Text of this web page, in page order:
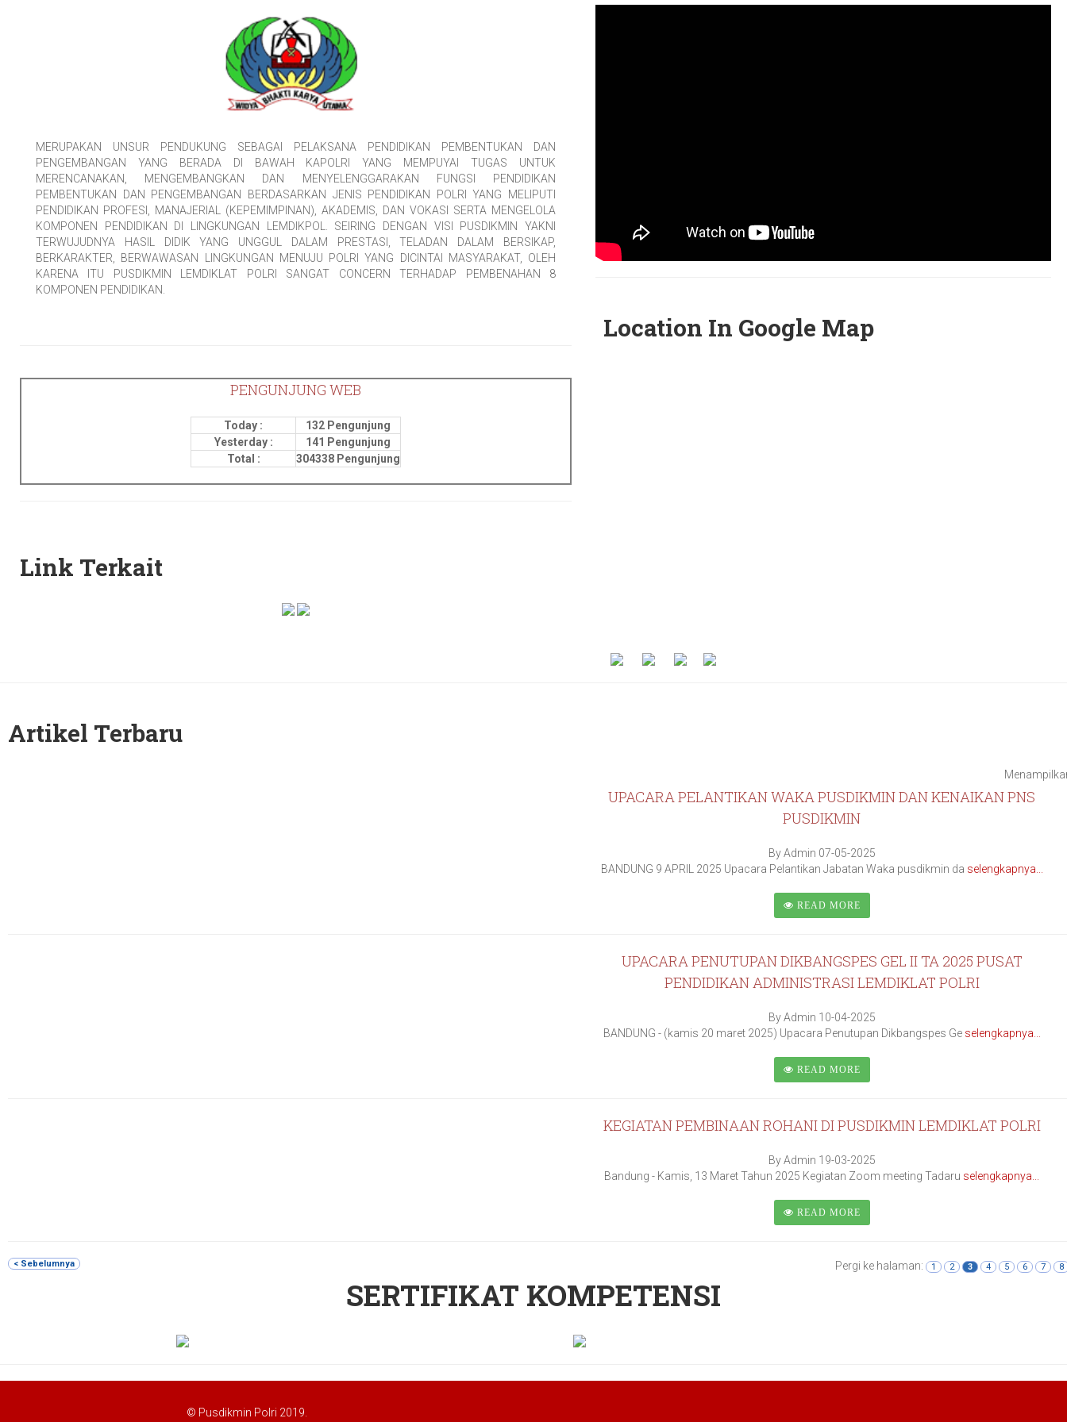
MERUPAKAN UNSUR PENDUKUNG SEBAGAI PELAKSANA PENDIDIKAN PEMBENTUKAN DAN
PENGEMBANGAN YANG BERADA DI BAWAH KAPOLRI YANG MEMPUYAI TUGAS UNTUK
MERENCANAKAN, MENGEMBANGKAN DAN MENYELENGGARAKAN FUNGSI PENDIDIKAN
PEMBENTUKAN DAN PENGEMBANGAN BERDASARKAN JENIS PENDIDIKAN POLRI YANG MELIPUTI
PENDIDIKAN PROFESI, MANAJERIAL (KEPEMIMPINAN), AKADEMIS, DAN VOKASI SERTA MENGELOLA
KOMPONEN PENDIDIKAN DI LINGKUNGAN LEMDIKPOL. SEIRING DENGAN VISI PUSDIKMIN YAKNI
TERWUJUDNYA HASIL DIDIK YANG UNGGUL DALAM PRESTASI, TELADAN DALAM BERSIKAP,
BERKARAKTER, BERWAWASAN LINGKUNGAN MENUJU POLRI YANG DICINTAI MASYARAKAT, OLEH
KARENA ITU PUSDIKMIN LEMDIKLAT POLRI SANGAT CONCERN TERHADAP PEMBENAHAN 8
KOMPONEN PENDIDIKAN.
PENGUNJUNG WEB
Today :
132 Pengunjung
Yesterday :
141 Pengunjung
Total :
304338 Pengunjung
Link Terkait
Location In Google Map
Artikel Terbaru
UPACARA PELANTIKAN WAKA PUSDIKMIN DAN KENAIKAN PNS
PUSDIKMIN
By Admin 07-05-2025
BANDUNG 9 APRIL 2025 Upacara Pelantikan Jabatan Waka pusdikmin da selengkapnya...
READ MORE
UPACARA PENUTUPAN DIKBANGSPES GEL II TA 2025 PUSAT
PENDIDIKAN ADMINISTRASI LEMDIKLAT POLRI
By Admin 10-04-2025
BANDUNG - (kamis 20 maret 2025) Upacara Penutupan Dikbangspes Ge selengkapnya...
READ MORE
KEGIATAN PEMBINAAN ROHANI DI PUSDIKMIN LEMDIKLAT POLRI
By Admin 19-03-2025
Bandung - Kamis, 13 Maret Tahun 2025 Kegiatan Zoom meeting Tadaru selengkapnya...
READ MORE
Pergi ke halaman:
< Sebelumnya 1 2 3 4 5 6 7 8
SERTIFIKAT KOMPETENSI
© Pusdikmin Polri 2019.